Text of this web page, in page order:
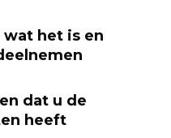
wat het is en
dat u de
heeft